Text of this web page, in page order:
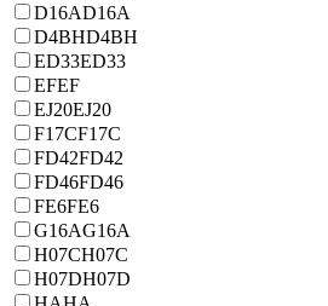
D16AD16A
D4BHD4BH
ED33ED33
EFEF
EJ20EJ20
F17CF17C
FD42FD42
FD46FD46
FE6FE6
G16AG16A
H07CH07C
H07DH07D